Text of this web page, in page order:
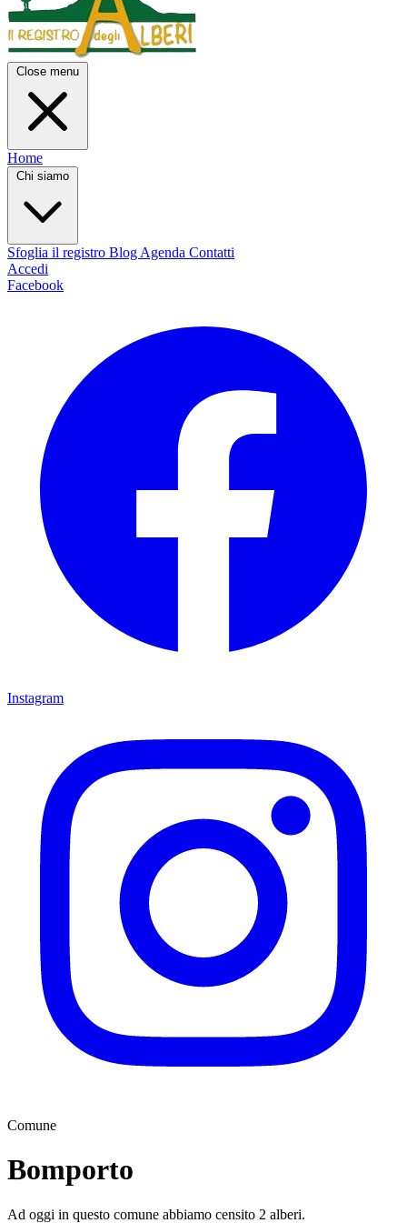
Close menu
Home
Chi siamo
Sfoglia il registro Blog Agenda Contatti
Accedi
Facebook
Instagram
Comune
Bomporto
Ad oggi in questo comune abbiamo censito 2 alberi.